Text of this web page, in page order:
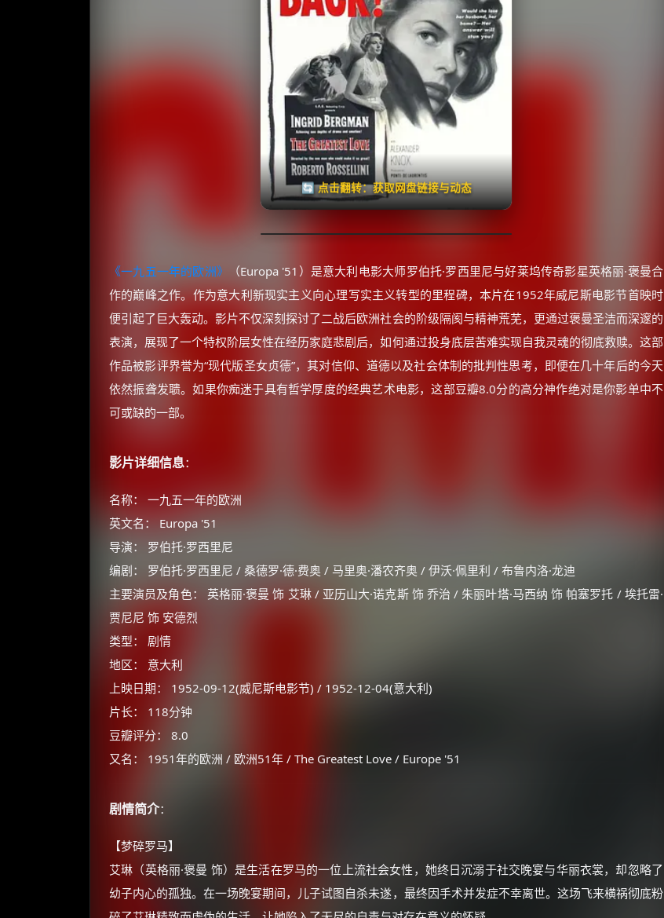
🔄 点击翻转：获取网盘链接与动态
失效请反馈
🧧️
天天领红包
《一九五一年的欧洲》
（Europa '51）是意大利电影大师罗伯托·罗西里尼与好莱坞传奇影星英格丽·褒曼合
作的巅峰之作。作为意大利新现实主义向心理写实主义转型的里程碑，本片在1952年威尼斯电影节首映时
便引起了巨大轰动。影片不仅深刻探讨了二战后欧洲社会的阶级隔阂与精神荒芜，更通过褒曼圣洁而深邃的
表演，展现了一个特权阶层女性在经历家庭悲剧后，如何通过投身底层苦难实现自我灵魂的彻底救赎。这部
作品被影评界誉为“现代版圣女贞德”，其对信仰、道德以及社会体制的批判性思考，即便在几十年后的今天
依然振聋发聩。如果你痴迷于具有哲学厚度的经典艺术电影，这部豆瓣8.0分的高分神作绝对是你影单中不
可或缺的一部。
影片详细信息：
名称： 一九五一年的欧洲
英文名： Europa '51
导演： 罗伯托·罗西里尼
编剧： 罗伯托·罗西里尼 / 桑德罗·德·费奥 / 马里奥·潘农齐奥 / 伊沃·佩里利 / 布鲁内洛·龙迪
主要演员及角色： 英格丽·褒曼 饰 艾琳 / 亚历山大·诺克斯 饰 乔治 / 朱丽叶塔·马西纳 饰 帕塞罗托 / 埃托雷·
贾尼尼 饰 安德烈
类型： 剧情
地区： 意大利
上映日期： 1952-09-12(威尼斯电影节) / 1952-12-04(意大利)
片长： 118分钟
豆瓣评分： 8.0
又名： 1951年的欧洲 / 欧洲51年 / The Greatest Love / Europe '51
剧情简介：
【梦碎罗马】
艾琳（英格丽·褒曼 饰）是生活在罗马的一位上流社会女性，她终日沉溺于社交晚宴与华丽衣裳，却忽略了
幼子内心的孤独。在一场晚宴期间，儿子试图自杀未遂，最终因手术并发症不幸离世。这场飞来横祸彻底粉